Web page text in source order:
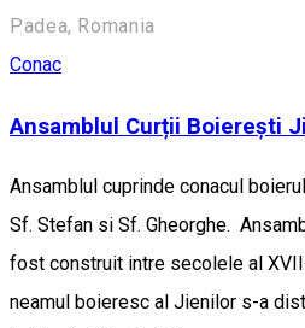
Padea, Romania
Conac
Ansamblul Curții Boierești
Ansamblul cuprinde conacul
Sf. Stefan si Sf. Gheorghe.
fost construit intre secolele al
neamul boieresc al Jienilor s-a